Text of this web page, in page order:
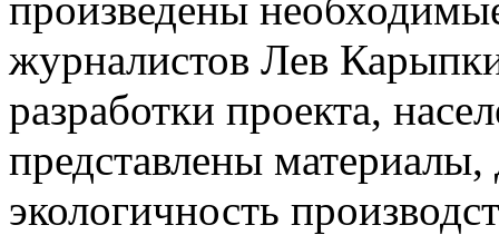
журналистов Лев
разработки проекта,
представлены
экологичность